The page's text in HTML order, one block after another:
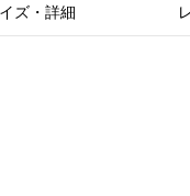
ズ・詳細